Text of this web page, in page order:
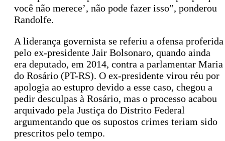
você não merece’, não pode fazer isso”, ponderou
Randolfe.
A liderança governista se referiu a ofensa proferida
pelo ex-presidente Jair Bolsonaro, quando ainda
era deputado, em 2014, contra a parlamentar Maria
do Rosário (PT-RS). O ex-presidente virou réu por
apologia ao estupro devido a esse caso, chegou a
pedir desculpas à Rosário, mas o processo acabou
arquivado pela Justiça do Distrito Federal
argumentando que os supostos crimes teriam sido
prescritos pelo tempo.